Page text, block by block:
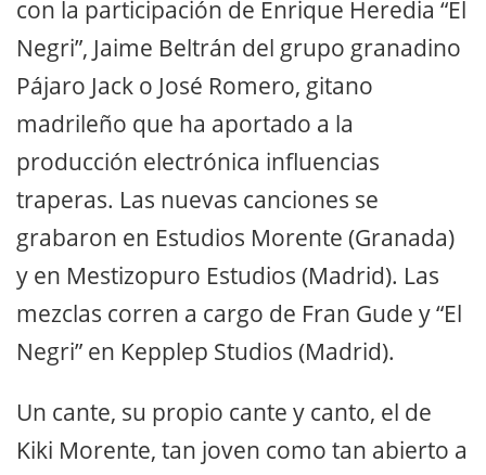
con la participación de Enrique Heredia “El
Negri”, Jaime Beltrán del grupo granadino
Pájaro Jack o José Romero, gitano
madrileño que ha aportado a la
producción electrónica influencias
traperas. Las nuevas canciones se
grabaron en Estudios Morente (Granada)
y en Mestizopuro Estudios (Madrid). Las
mezclas corren a cargo de Fran Gude y “El
Negri” en Kepplep Studios (Madrid).
Un cante, su propio cante y canto, el de
Kiki Morente, tan joven como tan abierto a